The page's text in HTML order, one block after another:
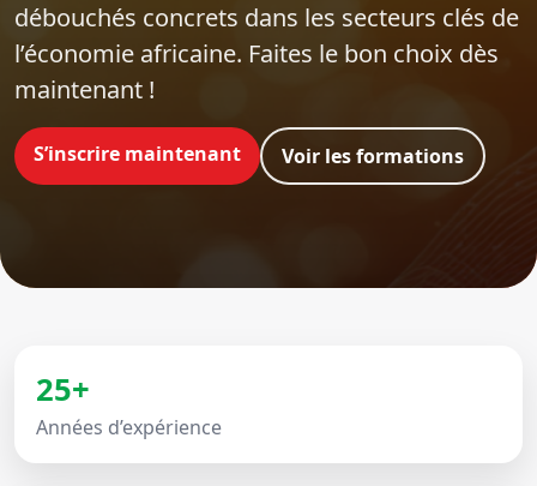
débouchés concrets dans les secteurs clés de
l’économie africaine. Faites le bon choix dès
maintenant !
S’inscrire maintenant Voir les formations
25+
Années d’expérience